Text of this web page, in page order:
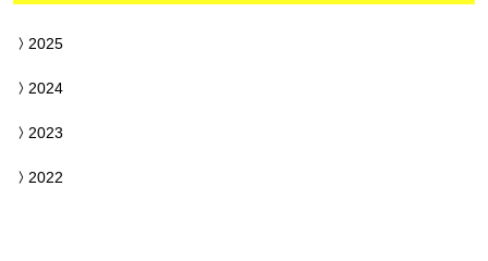
2025
2024
2023
2022